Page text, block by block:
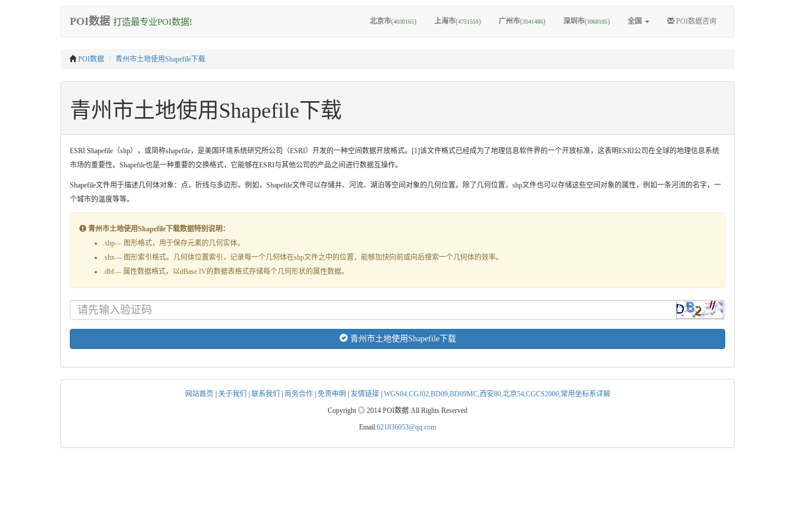
POI数据 打造最专业POI数据! 北京市(4030165) 上海市(4751559) 广州市(3541486) 深圳市(3068185) 全国 POI数据咨询
POI数据 青州市土地使用Shapefile下载
青州市土地使用Shapefile下载
ESRI Shapefile（shp），或简称shapefile，是美国环境系统研究所公司（ESRI）开发的一种空间数据开放格式。[1]该文件格式已经成为了地理信息软件界的一个开放标准，这表明ESRI公司在全球的地理信息系统
市场的重要性。Shapefile也是一种重要的交换格式，它能够在ESRI与其他公司的产品之间进行数据互操作。
Shapefile文件用于描述几何体对象：点，折线与多边形。例如，Shapefile文件可以存储井、河流、湖泊等空间对象的几何位置。除了几何位置，shp文件也可以存储这些空间对象的属性，例如一条河流的名字，一
个城市的温度等等。
青州市土地使用Shapefile下载数据特别说明：
.shp— 图形格式，用于保存元素的几何实体。
.shx— 图形索引格式。几何体位置索引，记录每一个几何体在shp文件之中的位置，能够加快向前或向后搜索一个几何体的效率。
.dbf— 属性数据格式，以dBase IV的数据表格式存储每个几何形状的属性数据。
青州市土地使用Shapefile下载
网站首页 关于我们 联系我们 商务合作| 免责申明 友情链接| WGS84,CGJ02,BD09,BD09MC,西安80,北京54,CGCS2000,常用坐标系详解
Copyright ◎ 2014 POI数据 All Rights Reserved
Email:621836053@qq.com